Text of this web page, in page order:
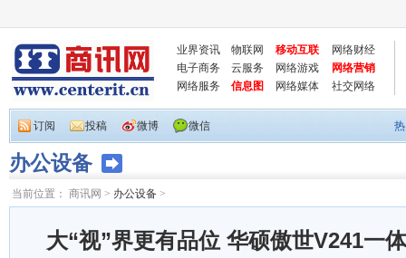
业界资讯 物联网 移动互联
网络财经
电子商务
云服务 网络游戏
网络营销
网络服务
信息图 网络媒体 社交网络
订阅 投稿 微博 微信
办公设备
当前位置： 商讯网 > 办公设备 >
大“视”界更有品位 华硕傲世V241一